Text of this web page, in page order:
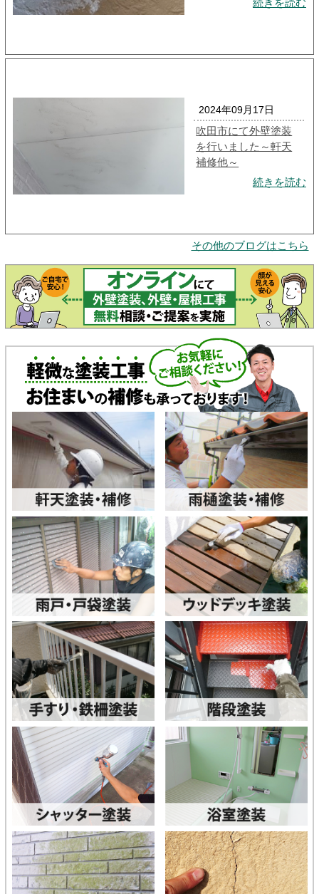
2024年09月17日
吹田市にて外壁塗装
を行いました～軒天
補修他～
続きを読む
その他のブログはこちら